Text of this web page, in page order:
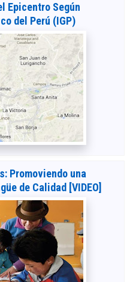
Epicentro Según
del Perú (IGP)
Promoviendo una
de Calidad [VIDEO]